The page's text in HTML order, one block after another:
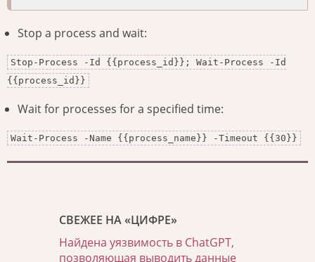
Stop a process and wait:
Stop-Process -Id {{process_id}}; Wait-Process -Id
{{process_id}}
Wait for processes for a specified time:
Wait-Process -Name {{process_name}} -Timeout {{30}}
СВЕЖЕЕ НА «ЦИФРЕ»
Найдена уязвимость в ChatGPT,
позволяющая выводить данные